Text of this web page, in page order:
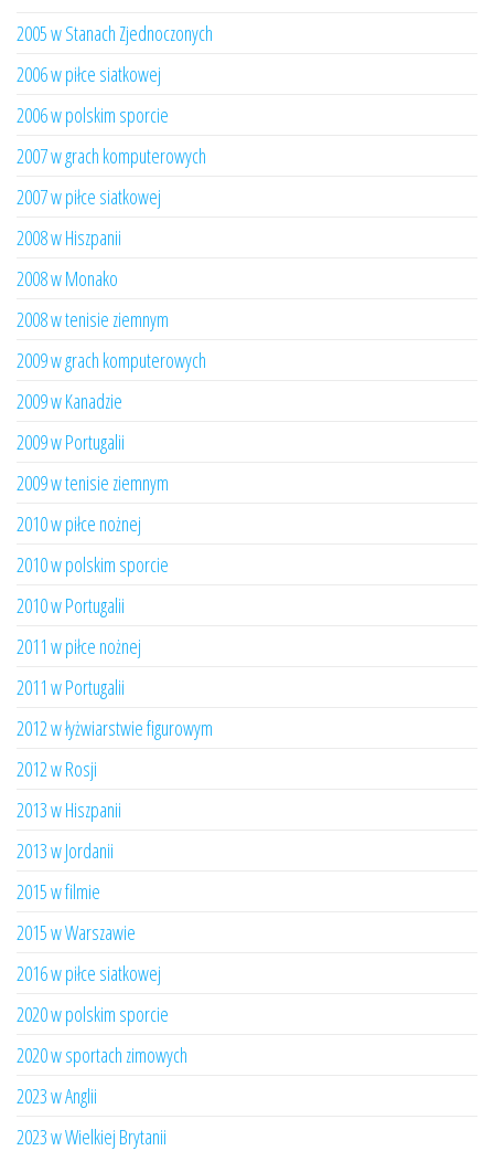
2005 w Stanach Zjednoczonych
2006 w piłce siatkowej
2006 w polskim sporcie
2007 w grach komputerowych
2007 w piłce siatkowej
2008 w Hiszpanii
2008 w Monako
2008 w tenisie ziemnym
2009 w grach komputerowych
2009 w Kanadzie
2009 w Portugalii
2009 w tenisie ziemnym
2010 w piłce nożnej
2010 w polskim sporcie
2010 w Portugalii
2011 w piłce nożnej
2011 w Portugalii
2012 w łyżwiarstwie figurowym
2012 w Rosji
2013 w Hiszpanii
2013 w Jordanii
2015 w filmie
2015 w Warszawie
2016 w piłce siatkowej
2020 w polskim sporcie
2020 w sportach zimowych
2023 w Anglii
2023 w Wielkiej Brytanii